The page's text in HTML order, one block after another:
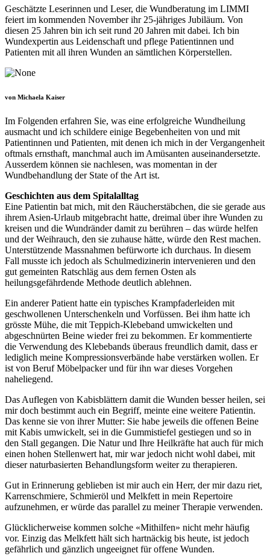
Geschätzte Leserinnen und Leser, die Wundberatung im LIMMI
feiert im kommenden November ihr 25-jähriges Jubiläum. Von
diesen 25 Jahren bin ich seit rund 20 Jahren mit dabei. Ich bin
Wundexpertin aus Leidenschaft und pflege Patientinnen und
Patienten mit all ihren Wunden an sämtlichen Körperstellen.
von Michaela Kaiser
Im Folgenden erfahren Sie, was eine erfolgreiche Wundheilung
ausmacht und ich schildere einige Begebenheiten von und mit
Patientinnen und Patienten, mit denen ich mich in der Vergangenheit
oftmals ernsthaft, manchmal auch im Amüsanten auseinandersetzte.
Ausserdem können sie nachlesen, was momentan in der
Wundbehandlung der State of the Art ist.
Geschichten aus dem Spitalalltag
Eine Patientin bat mich, mit den Räucherstäbchen, die sie gerade aus
ihrem Asien-Urlaub mitgebracht hatte, dreimal über ihre Wunden zu
kreisen und die Wundränder damit zu berühren – das würde helfen
und der Weihrauch, den sie zuhause hätte, würde den Rest machen.
Unterstützende Massnahmen befürworte ich durchaus. In diesem
Fall musste ich jedoch als Schulmedizinerin intervenieren und den
gut gemeinten Ratschläg aus dem fernen Osten als
heilungsgefährdende Methode deutlich ablehnen.
Ein anderer Patient hatte ein typisches Krampfaderleiden mit
geschwollenen Unterschenkeln und Vorfüssen. Bei ihm hatte ich
grösste Mühe, die mit Teppich-Klebeband umwickelten und
abgeschnürten Beine wieder frei zu bekommen. Er kommentierte
die Verwendung des Klebebands überaus freundlich damit, dass er
lediglich meine Kompressionsverbände habe verstärken wollen. Er
ist von Beruf Möbelpacker und für ihn war dieses Vorgehen
naheliegend.
Das Auflegen von Kabisblättern damit die Wunden besser heilen, sei
mir doch bestimmt auch ein Begriff, meinte eine weitere Patientin.
Das kenne sie von ihrer Mutter: Sie habe jeweils die offenen Beine
mit Kabis umwickelt, sei in die Gummistiefel gestiegen und so in
den Stall gegangen. Die Natur und Ihre Heilkräfte hat auch für mich
einen hohen Stellenwert hat, mir war jedoch nicht wohl dabei, mit
dieser naturbasierten Behandlungsform weiter zu therapieren.
Gut in Erinnerung geblieben ist mir auch ein Herr, der mir dazu riet,
Karrenschmiere, Schmieröl und Melkfett in mein Repertoire
aufzunehmen, er würde das parallel zu meiner Therapie verwenden.
Glücklicherweise kommen solche «Mithilfen» nicht mehr häufig
vor. Einzig das Melkfett hält sich hartnäckig bis heute, ist jedoch
gefährlich und gänzlich ungeeignet für offene Wunden.